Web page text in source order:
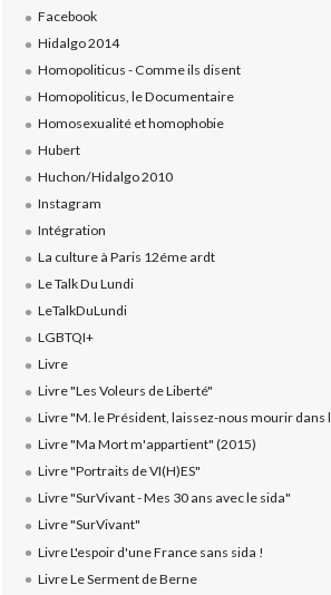
Facebook
Hidalgo 2014
Homopoliticus - Comme ils disent
Homopoliticus, le Documentaire
Homosexualité et homophobie
Hubert
Huchon/Hidalgo 2010
Instagram
Intégration
La culture à Paris 12éme ardt
Le Talk Du Lundi
LeTalkDuLundi
LGBTQI+
Livre
Livre "Les Voleurs de Liberté"
Livre "M. le Président, laissez-nous mourir dans l
Livre "Ma Mort m'appartient" (2015)
Livre "Portraits de VI(H)ES"
Livre "SurVivant - Mes 30 ans avec le sida"
Livre "SurVivant"
Livre L'espoir d'une France sans sida !
Livre Le Serment de Berne